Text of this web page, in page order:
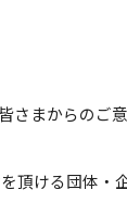
さまからのご
頂ける団体・